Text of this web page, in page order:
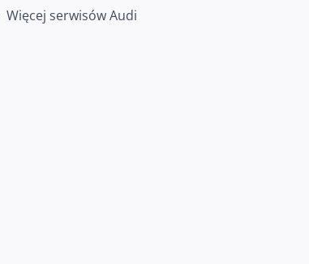
Więcej serwisów Audi